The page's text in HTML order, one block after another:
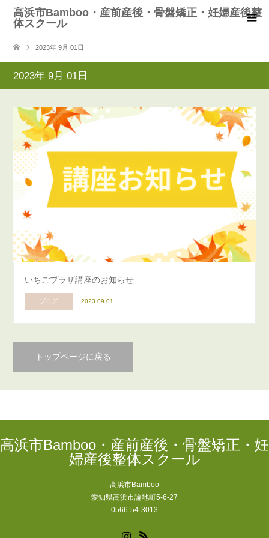
高浜市Bamboo・産前産後・骨盤矯正・妊婦産後整
体スクール
2023年 9月 01日
2023年 9月 01日
いちごプラザ講座のお知らせ
ブログ 2023.09.01
トップページに戻る
高浜市Bamboo・産前産後・骨盤矯正・妊
婦産後整体スクール
高浜市Bamboo
愛知県高浜市論地町5-6-27
0566-54-3013